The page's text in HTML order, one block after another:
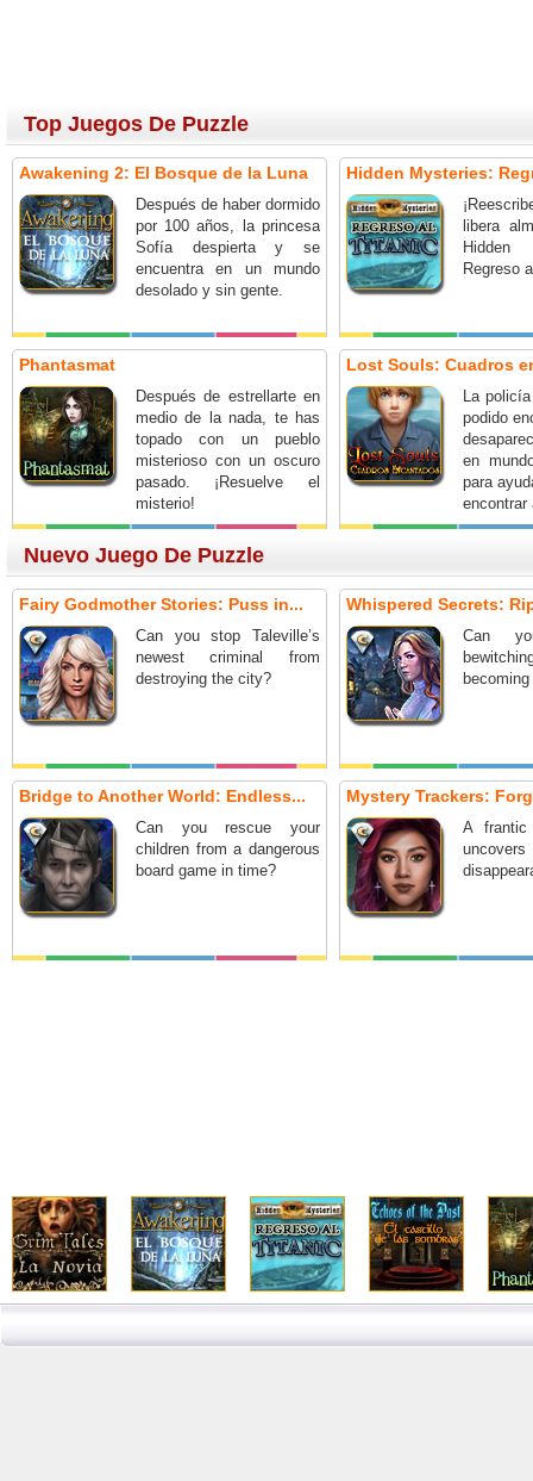
Top Juegos De Puzzle
Awakening 2: El Bosque de la Luna
Después de haber dormido
por 100 años, la princesa
Sofía despierta y se
encuentra en un mundo
desolado y sin gente.
Hidden Mysteries:
libera
Regreso
Phantasmat
Después de estrellarte en
medio de la nada, te has
topado con un pueblo
misterioso con un oscuro
pasado. ¡Resuelve el
misterio!
Lost Souls: Cuadros
La
podido
en
para
encontrar
Nuevo Juego De Puzzle
Fairy Godmother Stories: Puss in...
Can you stop Taleville’s
newest criminal from
destroying the city?
Whispered Secrets:
Can
Bridge to Another World: Endless...
Can you rescue your
children from a dangerous
board game in time?
Mystery Trackers:
A frantic